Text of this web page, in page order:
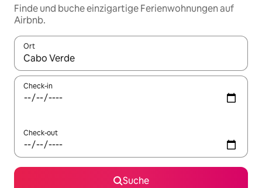
Finde und buche einzigartige Ferienwohnungen auf
Airbnb.
Ort
Wenn Ergebnisse verfügbar sind, navigiere mit den
Check-in
Check-out
Suche